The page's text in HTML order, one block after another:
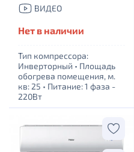
ВИДЕО
Нет в наличии
Тип компрессора:
Инверторный • Площадь
обогрева помещения, м.
кв: 25 • Питание: 1 фаза -
220Вт